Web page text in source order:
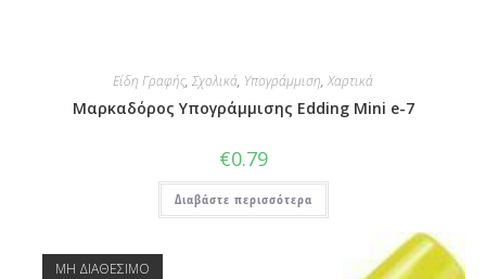
Είδη Γραφής, Σχολικά, Υπογράμμιση,Χαρτικά
Μαρκαδόρος Υπογράμμισης Edding Mini e-7
€0.79
Διαβάστε περισσότερα
ΜΗ ΔΙΑΘΕΣΙΜΟ